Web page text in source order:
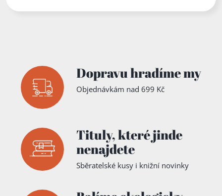
Dopravu hradíme my
Objednávkám nad 699 Kč
Tituly,které jinde
nenajdete
Sběratelské kusy i knižní novinky